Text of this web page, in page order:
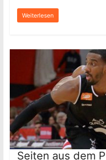
Weiterlesen
Seiten aus dem